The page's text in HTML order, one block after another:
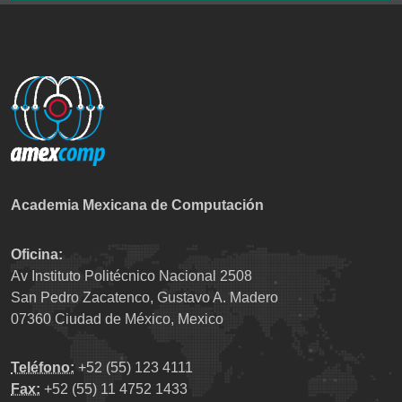
Academia Mexicana de Computación
Oficina:
Av Instituto Politécnico Nacional 2508
San Pedro Zacatenco, Gustavo A. Madero
07360 Ciudad de México, Mexico
Teléfono: +52 (55) 123 4111
Fax: +52 (55) 11 4752 1433